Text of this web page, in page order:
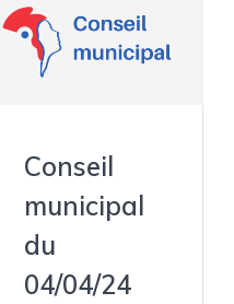
Conseil
municipal
du
04/04/24